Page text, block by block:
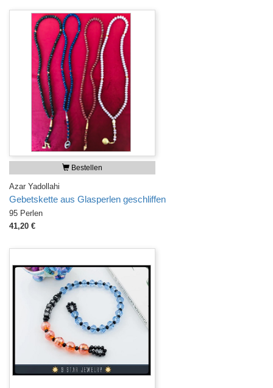
Bestellen
Azar Yadollahi
Gebetskette aus Glasperlen geschliffen
95 Perlen
41,20 €